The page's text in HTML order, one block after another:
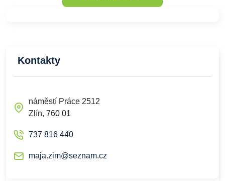
Kontakty
náměstí Práce 2512
Zlín, 760 01
737 816 440
maja.zim@seznam.cz